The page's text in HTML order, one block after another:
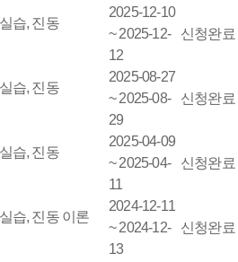
습, 진동
2025-12-10
~ 2025-12-
12
신청완료
습, 진동
2025-08-27
~ 2025-08-
29
신청완료
습, 진동
2025-04-09
~ 2025-04-
11
신청완료
습, 진동 이론
2024-12-11
~ 2024-12-
13
신청완료